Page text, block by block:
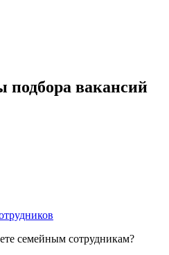
вакансий
семейным сотрудникам?